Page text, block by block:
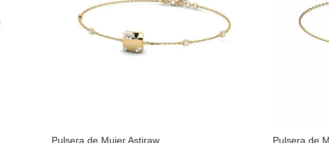
Pulsera de Mujer Astiraw Pulsera de